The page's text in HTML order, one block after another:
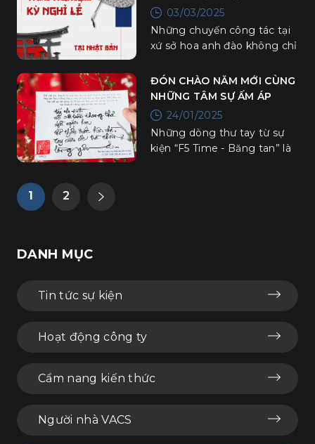
(Phần 1)
03/03/2025
Những chuyến công tác tại
xứ sở hoa anh đào không chỉ
mang đến cho các thành
viên nhà VACS nhiều trải
nghiệm văn hoá đặc sắc.
ĐÓN CHÀO NĂM MỚI CÙNG
NHỮNG TÂM SỰ ẤM ÁP
24/01/2025
Những dòng thư tay từ sự
kiện “F5 Time - Băng tan” là
1 2
DANH MỤC
Tin tức sự kiện
Hoạt động công ty
Cẩm nang kiến thức
Người nhà VACS